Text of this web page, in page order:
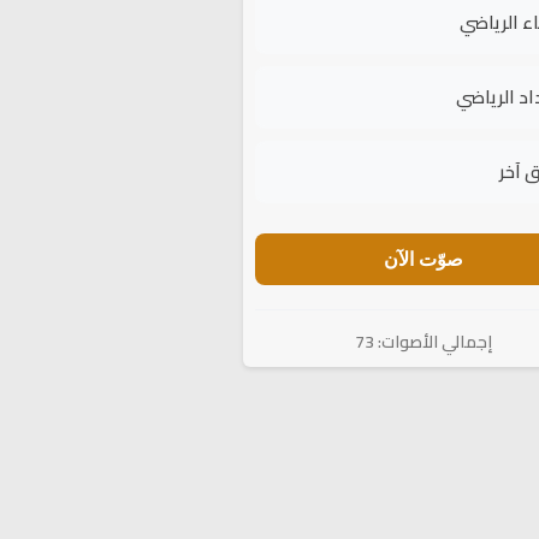
الرياضي
الرياضي
آخر
صوّت الآن
إجمالي الأصوات: 73